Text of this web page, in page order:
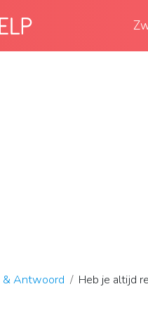
& Antwoord Heb je altijd